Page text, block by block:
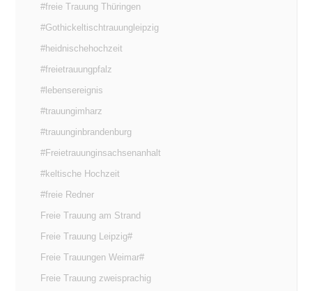
#freie Trauung Thüringen
#Gothickeltischtrauungleipzig
#heidnischehochzeit
#freietrauungpfalz
#lebensereignis
#trauungimharz
#trauunginbrandenburg
#Freietrauunginsachsenanhalt
#keltische Hochzeit
#freie Redner
Freie Trauung am Strand
Freie Trauung Leipzig#
Freie Trauungen Weimar#
Freie Trauung zweisprachig